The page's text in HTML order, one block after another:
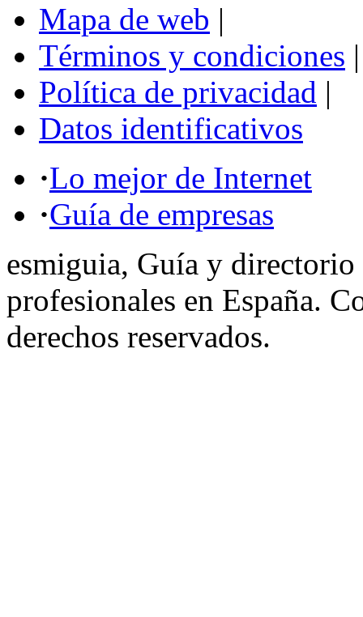
Mapa de web |
Términos y condiciones |
Política de privacidad |
Datos identificativos
·Lo mejor de Internet
·Guía de empresas
esmiguia, Guía y directorio
profesionales en España.
derechos reservados.